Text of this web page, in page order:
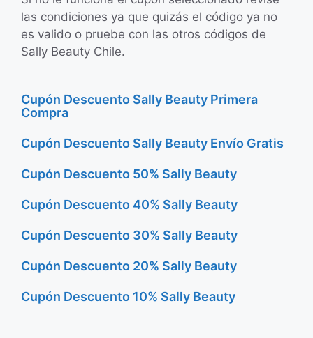
las condiciones ya que quizás el código ya no
es valido o pruebe con las otros códigos de
Sally Beauty Chile.
Cupón Descuento Sally Beauty Primera
Compra
Cupón Descuento Sally Beauty Envío Gratis
Cupón Descuento 50% Sally Beauty
Cupón Descuento 40% Sally Beauty
Cupón Descuento 30% Sally Beauty
Cupón Descuento 20% Sally Beauty
Cupón Descuento 10% Sally Beauty